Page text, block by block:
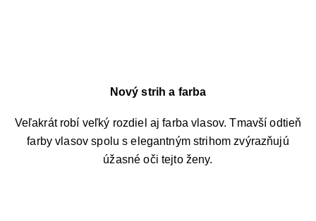
Nový strih a farba
Veľakrát robí veľký rozdiel aj farba vlasov. Tmavší odtieň
farby vlasov spolu s elegantným strihom zvýrazňujú
úžasné oči tejto ženy.